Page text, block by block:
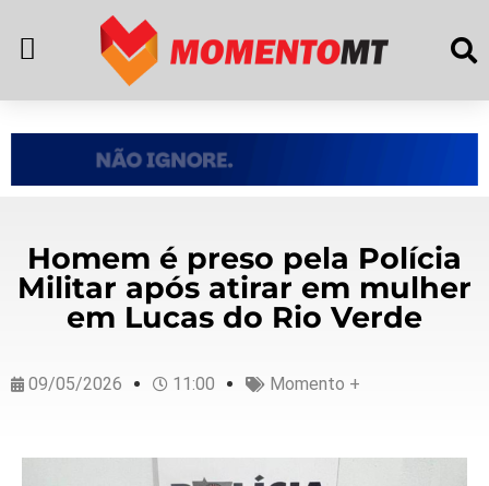
Homem é preso pela Polícia
Militar após atirar em mulher
em Lucas do Rio Verde
09/05/2026 11:00 Momento +